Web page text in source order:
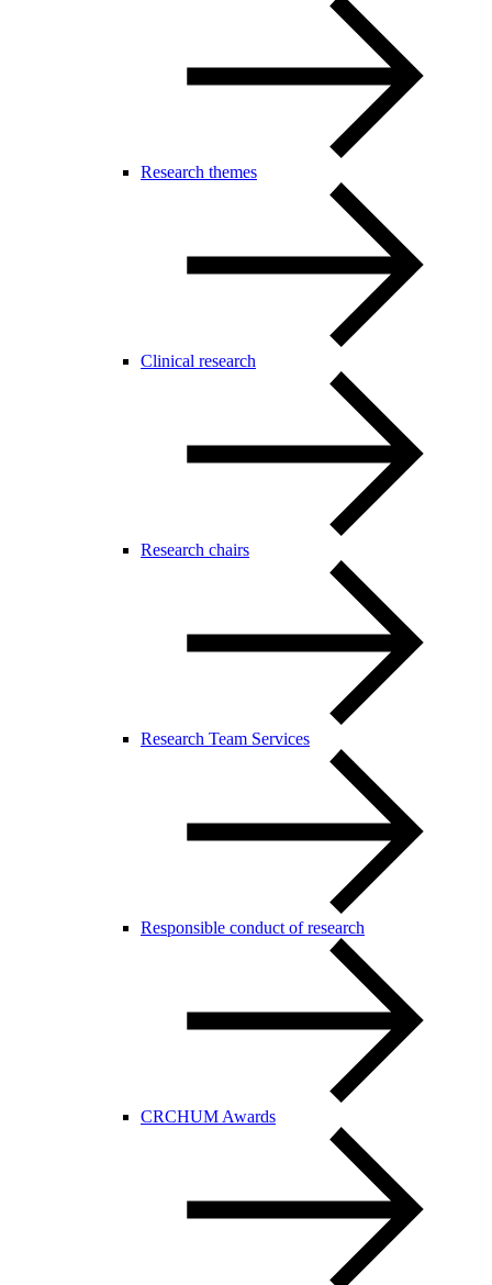
Research themes
Clinical research
Research chairs
Research Team Services
Responsible conduct of research
CRCHUM Awards